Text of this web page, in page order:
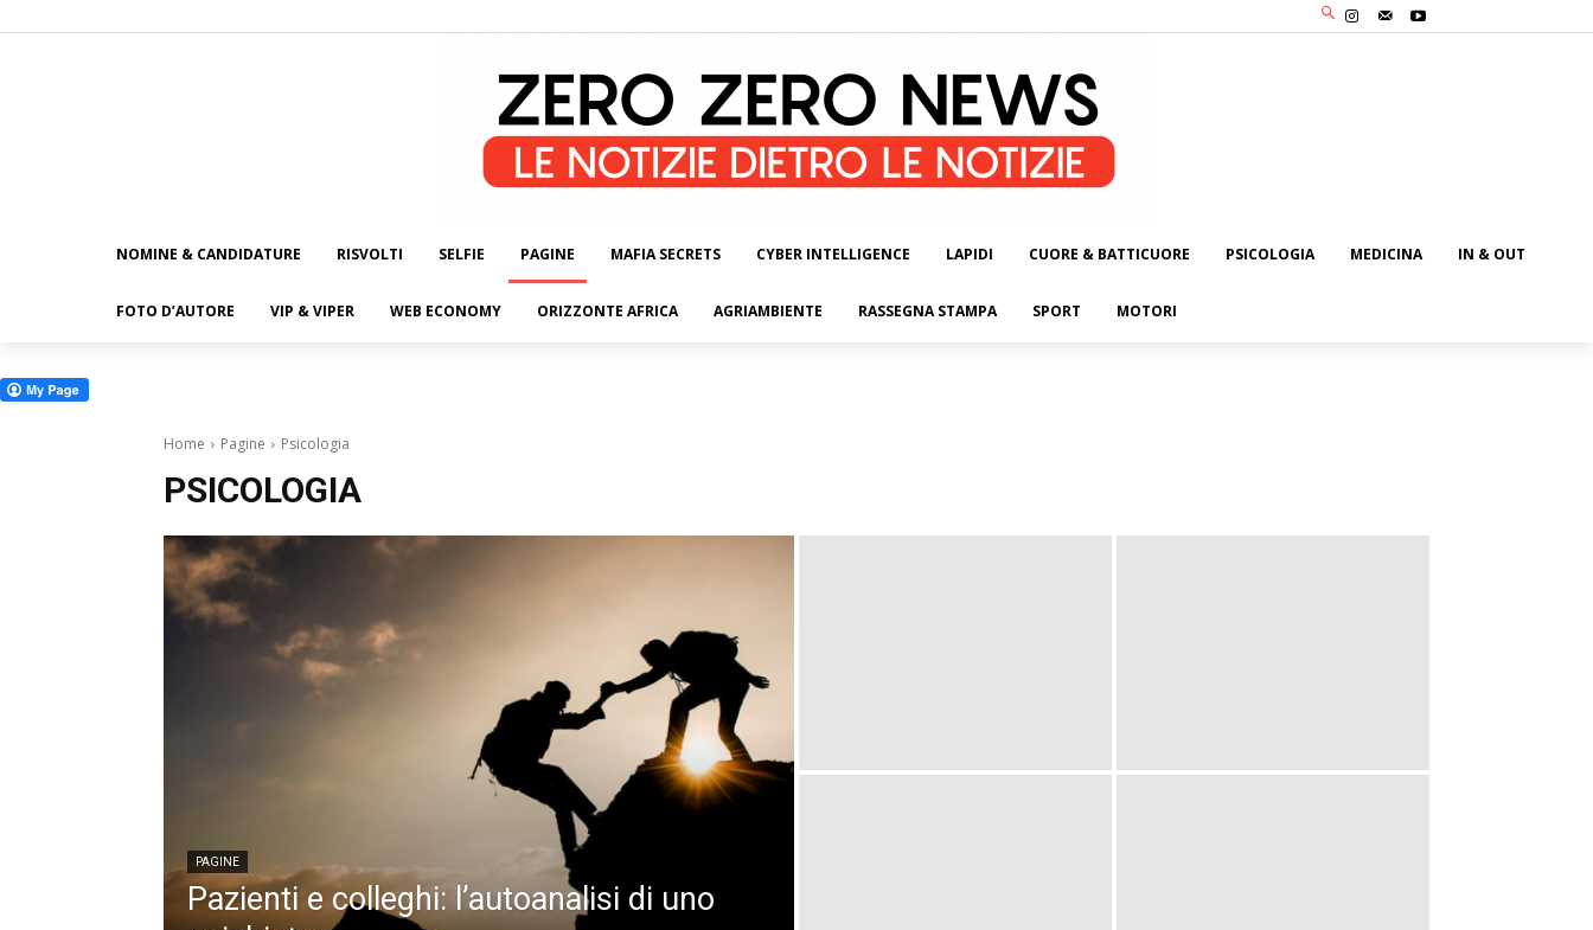
NOMINE & CANDIDATURE RISVOLTI SELFIE PAGINE MAFIA SECRETS CYBER INTELLIGENCE LAPIDI CUORE & BATTICUORE PSICOLOGIA MEDICINA IN & OUT
FOTO D’AUTORE VIP & VIPER WEB ECONOMY ORIZZONTE AFRICA AGRIAMBIENTE RASSEGNA STAMPA SPORT MOTORI
Home Pagine Psicologia
PSICOLOGIA
PAGINE
Pazienti e colleghi: l’autoanalisi di uno